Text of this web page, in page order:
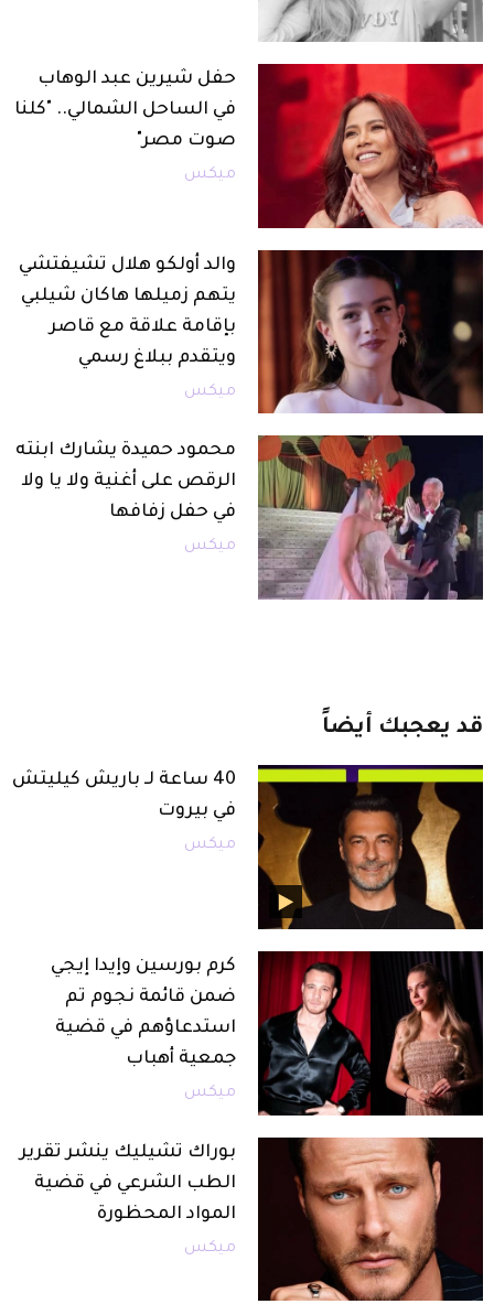
حفل شيرين عبد الوهاب
في الساحل الشمالي.. "كلنا
صوت مصر"
ميكس
والد أولكو هلال تشيفتشي
يتهم زميلها هاكان شيلبي
بإقامة علاقة مع قاصر
ويتقدم ببلاغ رسمي
ميكس
محمود حميدة يشارك ابنته
الرقص على أغنية ولا يا ولا
في حفل زفافها
ميكس
قد يعجبك أيضاً
40 ساعة لـ باريش كيليتش
في بيروت
ميكس
كرم بورسين وإيدا إيجي
ضمن قائمة نجوم تم
استدعاؤهم في قضية
جمعية أهباب
ميكس
بوراك تشيليك ينشر تقرير
الطب الشرعي في قضية
المواد المحظورة
ميكس